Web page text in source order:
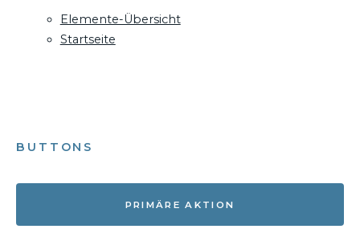
Elemente-Übersicht
Startseite
BUTTONS
PRIMÄRE AKTION